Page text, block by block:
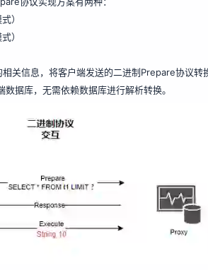
）
）
关信息，将客户端发送的二进制Prepare协议转
据库，无需依赖数据库进行解析转换。